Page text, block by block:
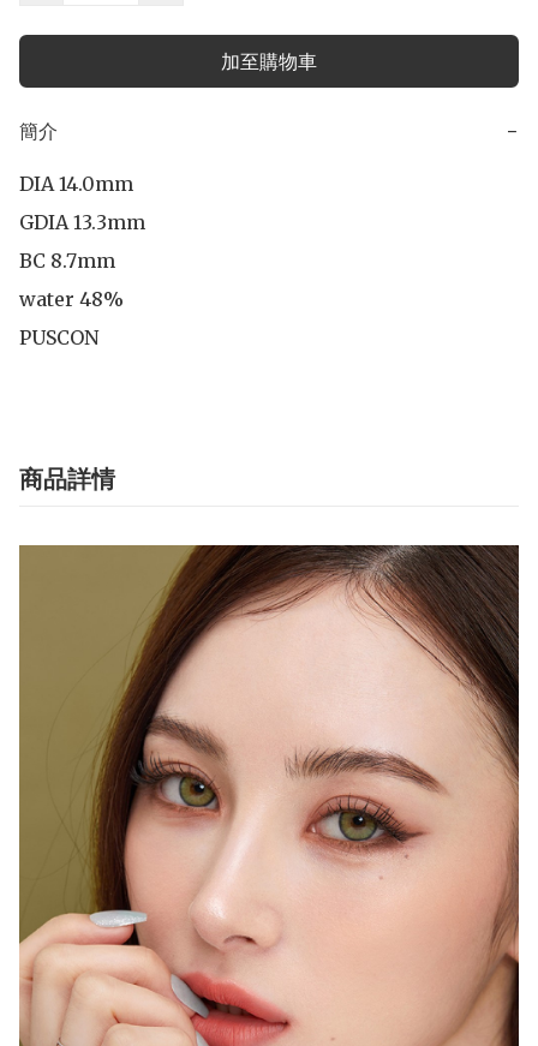
加至購物車
簡介 −
DIA 14.0mm
GDIA 13.3mm
BC 8.7mm
water 48%
PUSCON
商品詳情